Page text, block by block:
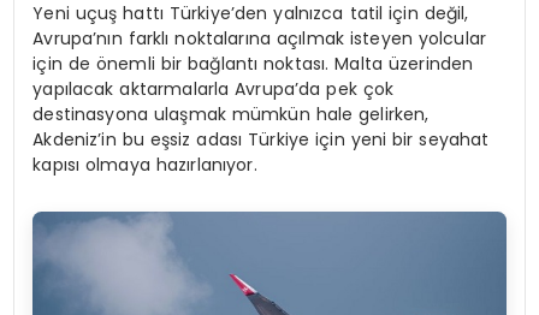
Yeni uçuş hattı Türkiye’den yalnızca tatil için değil,
Avrupa’nın farklı noktalarına açılmak isteyen yolcular
için de önemli bir bağlantı noktası. Malta üzerinden
yapılacak aktarmalarla Avrupa’da pek çok
destinasyona ulaşmak mümkün hale gelirken,
Akdeniz’in bu eşsiz adası Türkiye için yeni bir seyahat
kapısı olmaya hazırlanıyor.